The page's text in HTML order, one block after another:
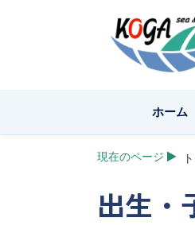
ホーム
現在のページ
出生・